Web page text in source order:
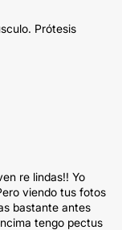
Prótesis
re lindas!! Yo
viendo tus fotos
bastante antes
tengo pectus